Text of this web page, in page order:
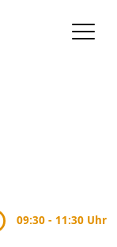
09:30 - 11:30 Uhr